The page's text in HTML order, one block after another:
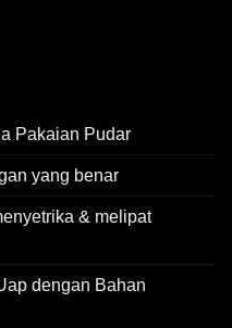
Pakaian Pudar
yang benar
& melipat
dengan Bahan